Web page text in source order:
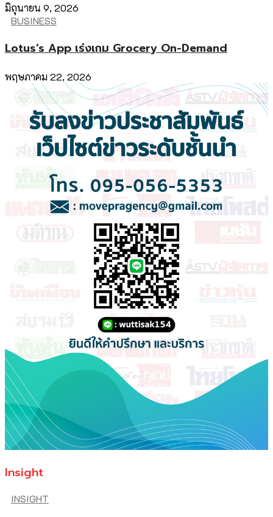
มิถุนายน 9, 2026
BUSINESS
Lotus’s App เร่งเกม Grocery On-Demand
พฤษภาคม 22, 2026
Insight
INSIGHT